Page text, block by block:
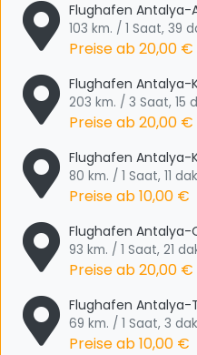
Flughafen Antalya-
103 km. / 1 Saat, 39
Preise ab20,00 €
Flughafen Antalya-
203 km. / 3 Saat, 15
Preise ab20,00 €
Flughafen Antalya-
80 km. / 1 Saat, 11
Preise ab10,00 €
Flughafen Antalya-
93 km. / 1 Saat, 21
Preise ab20,00 €
Flughafen Antalya-
69 km. / 1 Saat, 3
Preise ab10,00 €